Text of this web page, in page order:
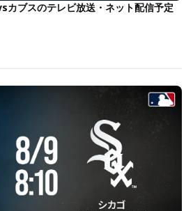
カブスのテレビ放送・ネット配信予定